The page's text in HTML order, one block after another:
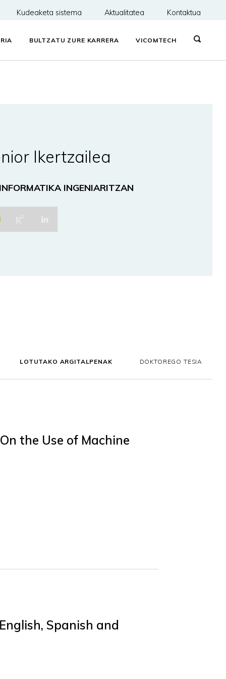
Kudeaketa sistema Aktualitatea Kontaktua
BULTZATU ZURE KARRERA VICOMTECH
Ikertzailea
INGENIARITZAN
LOTUTAKO ARGITALPENAK DOKTOREGO TESIA
the Use of Machine
Spanish and